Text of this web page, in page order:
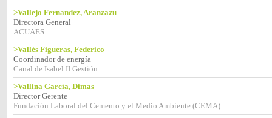
>Vallejo Fernandez, Aranzazu
Directora General
ACUAES
>Vallés Figueras, Federico
Coordinador de energía
Canal de Isabel II Gestión
>Vallina García, Dimas
Director Gerente
Fundación Laboral del Cemento y el Medio Ambiente (CEMA)